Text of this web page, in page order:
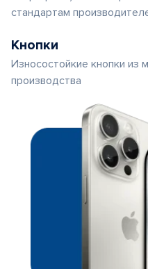
стандартам
Кнопки
Износостойкие кнопки из
производства